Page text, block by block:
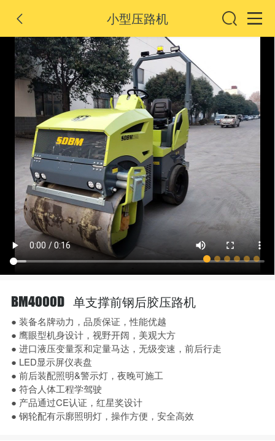
 小型压路机
BM4000D 单支撑前钢后胶压路机
● 装备名牌动力，品质保证，性能优越
● 鹰眼型机身设计，视野开阔，美观大方
● 进口液压变量泵和定量马达，无级变速，前后行走
● LED显示屏仪表盘
● 前后装配照明&警示灯，夜晚可施工
● 符合人体工程学驾驶
● 产品通过CE认证，红星奖设计
● 钢轮配有示廓照明灯，操作方便，安全高效